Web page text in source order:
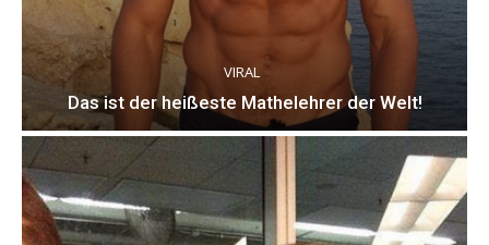
VIRAL
Das ist der heißeste Mathelehrer der Welt!